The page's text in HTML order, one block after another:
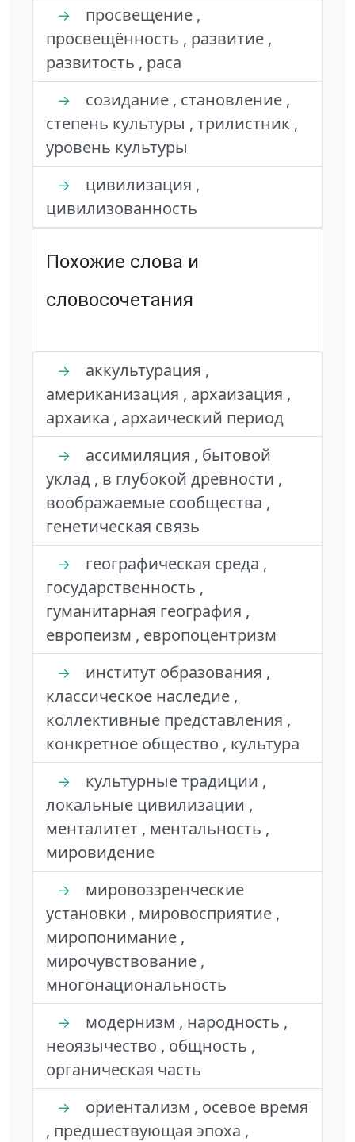
→
просвещение ,
просвещённость , развитие ,
развитость , раса
→
созидание , становление ,
степень культуры , трилистник ,
уровень культуры
→
цивилизация ,
цивилизованность
Похожие слова и
словосочетания
→
аккультурация ,
американизация , архаизация ,
архаика , архаический период
→
ассимиляция , бытовой
уклад , в глубокой древности ,
воображаемые сообщества ,
генетическая связь
→
географическая среда ,
государственность ,
гуманитарная география ,
европеизм , европоцентризм
→
институт образования ,
классическое наследие ,
коллективные представления ,
конкретное общество , культура
→
культурные традиции ,
локальные цивилизации ,
менталитет , ментальность ,
мировидение
→
мировоззренческие
установки , мировосприятие ,
миропонимание ,
мирочувствование ,
многонациональность
→
модернизм , народность ,
неоязычество , общность ,
органическая часть
→
ориентализм , осевое время
, предшествующая эпоха ,